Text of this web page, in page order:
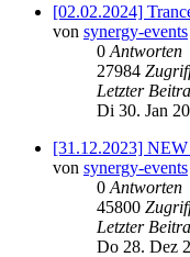
[02.02.2024]
von synergy-events
0 Antworten
27984
Letzter
Di 30. Jan
[31.12.2023]
von synergy-events
0 Antworten
45800
Letzter
Do 28. Dez